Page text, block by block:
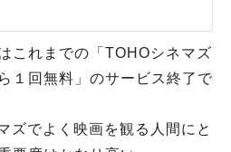
これまでの「TOHOシネマズ
１回無料」のサービス終了で
ズでよく映画を観る人間にと